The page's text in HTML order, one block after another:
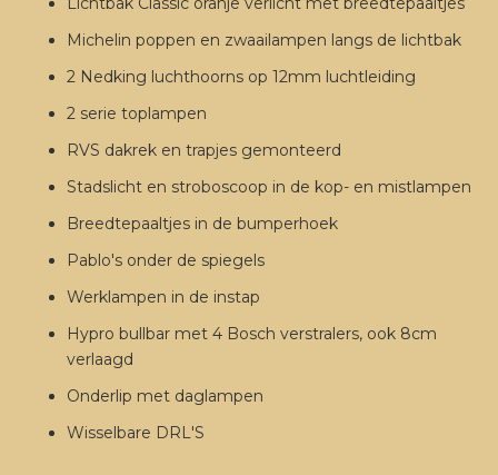
Michelin poppen en zwaailampen langs de lichtbak
2 Nedking luchthoorns op 12mm luchtleiding
2 serie toplampen
RVS dakrek en trapjes gemonteerd
Stadslicht en stroboscoop in de kop- en mistlampen
Breedtepaaltjes in de bumperhoek
Pablo's onder de spiegels
Werklampen in de instap
Hypro bullbar met 4 Bosch verstralers, ook 8cm
verlaagd
Onderlip met daglampen
Wisselbare DRL'S